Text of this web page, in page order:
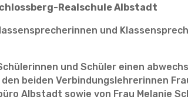
Realschule Albstadt
und
und Schüler einen
beiden Verbindungslehrerinnen
Albstadt sowie von Frau Melanie